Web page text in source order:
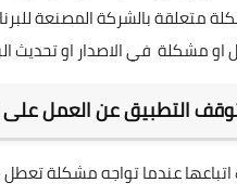
متعلقة بالشركة المصنعة
مشكلة في الاصدار او تحديث
التطبيق عن العمل على
عندما تواجه مشكلة